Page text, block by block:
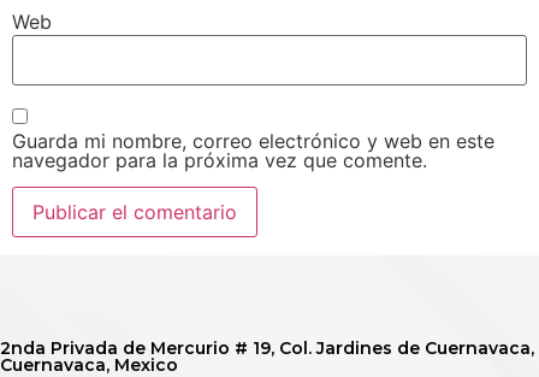
Web
Guarda mi nombre, correo electrónico y web en este
navegador para la próxima vez que comente.
2nda Privada de Mercurio # 19, Col. Jardines de Cuernavaca,
Cuernavaca, Mexico